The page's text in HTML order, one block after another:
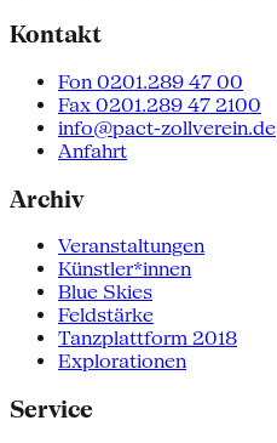
Kontakt
Fon 0201.289 47 00
Fax 0201.289 47 2100
info@pact-zollverein.de
Anfahrt
Archiv
Veranstaltungen
Künstler*innen
Blue Skies
Feldstärke
Tanzplattform 2018
Explorationen
Service